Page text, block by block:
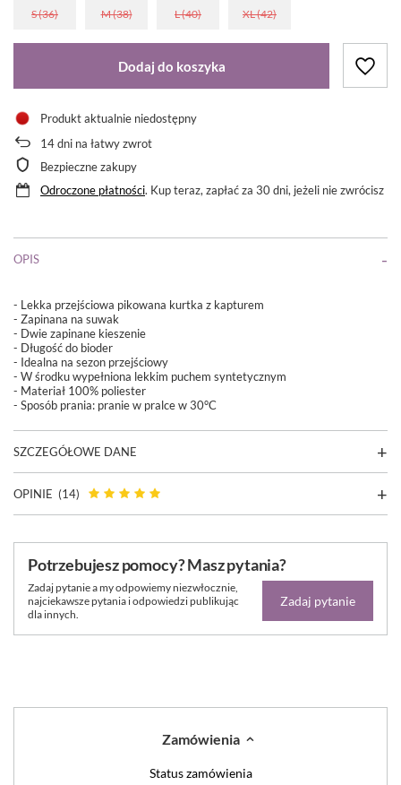
S (36) M (38) L (40) XL (42)
Dodaj do koszyka
Produkt aktualnie niedostępny
14dni na łatwy zwrot
Bezpieczne zakupy
Odroczone płatności. Kup teraz, zapłać za 30 dni, jeżeli nie zwrócisz
OPIS
- Lekka przejściowa pikowana kurtka z kapturem
- Zapinana na suwak
- Dwie zapinane kieszenie
- Długość do bioder
- Idealna na sezon przejściowy
- W środku wypełniona lekkim puchem syntetycznym
- Materiał 100% poliester
- Sposób prania: pranie w pralce w 30°C
SZCZEGÓŁOWE DANE
OPINIE (14)
Potrzebujesz pomocy? Masz pytania?
Zadaj pytanie a my odpowiemy niezwłocznie,
najciekawsze pytania i odpowiedzi publikując
dla innych.
Zadaj pytanie
Zamówienia
Status zamówienia